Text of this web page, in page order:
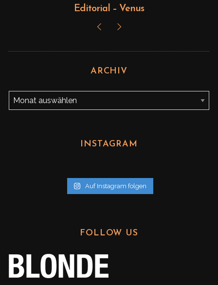
Editorial – Venus
ARCHIV
A
r
INSTAGRAM
Auf Instagram folgen
FOLLOW US